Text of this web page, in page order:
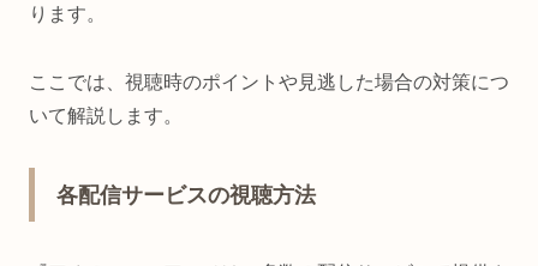
ります。
ここでは、視聴時のポイントや見逃した場合の対策につ
いて解説します。
各配信サービスの視聴方法